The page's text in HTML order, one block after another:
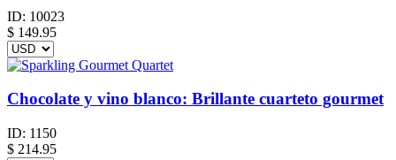
ID: 10023
$ 149.95
Chocolate y vino blanco: Brillante cuarteto gourmet
ID: 1150
$ 214.95